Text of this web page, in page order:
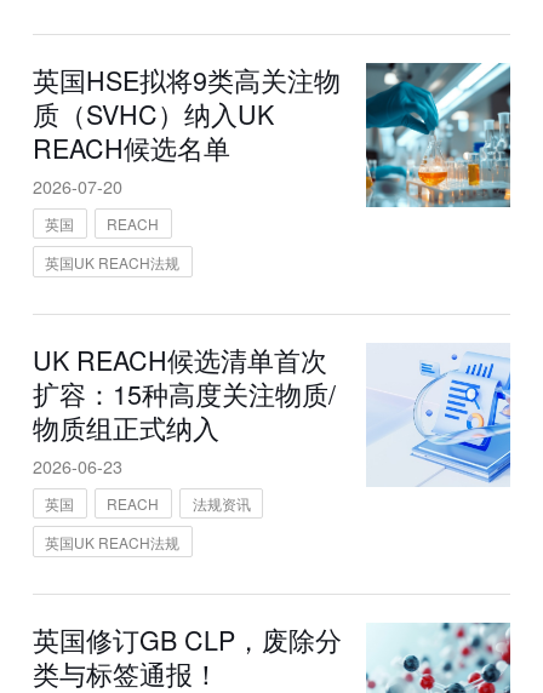
英国HSE拟将9类高关注物
质（SVHC）纳入UK
REACH候选名单
2026-07-20
英国
REACH
英国UK REACH法规
UK REACH候选清单首次
扩容：15种高度关注物质/
物质组正式纳入
2026-06-23
英国 REACH
法规资讯
英国UK REACH法规
英国修订GB CLP，废除分
类与标签通报！